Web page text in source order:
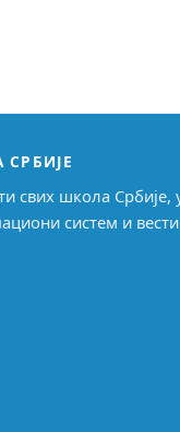
свих школа Србије,
систем и